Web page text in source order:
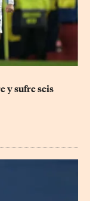
y sufre seis